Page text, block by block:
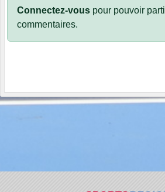
Connectez-vous pour pouvoir
commentaires.